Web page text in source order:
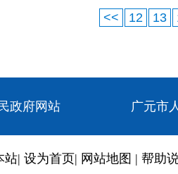
<< 12 13
政府网站 广元市
站| 设为首页| 网站地图 | 帮助